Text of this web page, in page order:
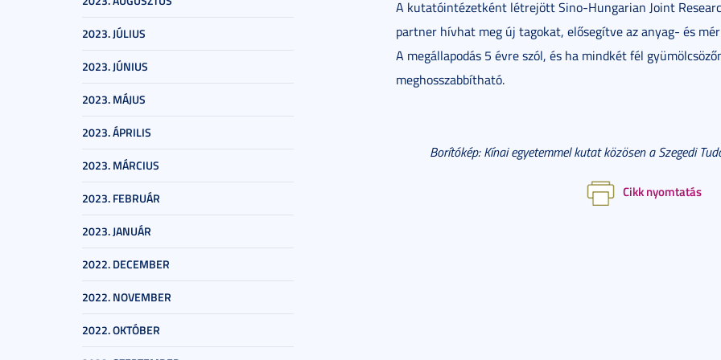
2023. JÚLIUS
2023. JÚNIUS
2023. MÁJUS
2023. ÁPRILIS
2023. MÁRCIUS
2023. FEBRUÁR
2023. JANUÁR
2022. DECEMBER
2022. NOVEMBER
2022. OKTÓBER
A kutatóintézetként létrejött Sino-Hungarian Joint
partner hívhat meg új tagokat, elősegítve az anyag- és
A megállapodás 5 évre szól, és ha mindkét fél
meghosszabbítható.
Borítókép: Kínai egyetemmel kutat közösen a Szegedi
Cikk nyomtatás